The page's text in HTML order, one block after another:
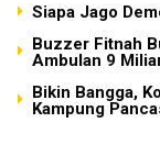
Siapa Jago
Buzzer Fitnah
Ambulan 9
Bikin Bangga,
Kampung